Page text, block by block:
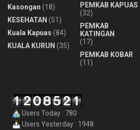
Kasongan (18)
KESEHATAN (51)
Kuala Kapuas (84)
KUALA KURUN (35)
PEMKAB KAPUAS
(32)
PEMKAB
KATINGAN
(17)
PEMKAB KOBAR
(11)
Users Today : 780
Users Yesterday : 1948